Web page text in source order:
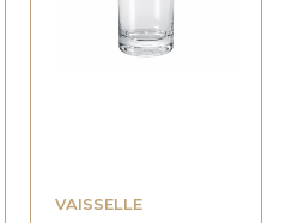
VAISSELLE